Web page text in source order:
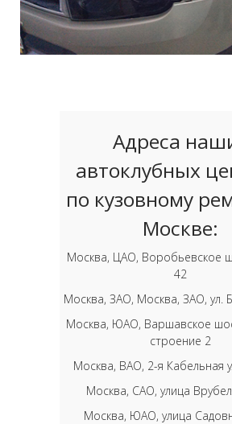
Адреса
автоклубных
по кузовному
Москве:
Москва, ЦАО, Воробьевское
42
Москва, ЗАО, Москва, ЗАО, ул.
Москва, ЮАО, Варшавское
строение 2
Москва, ВАО, 2-я Кабельная
Москва, САО, улица
Москва, ЮАО, улица